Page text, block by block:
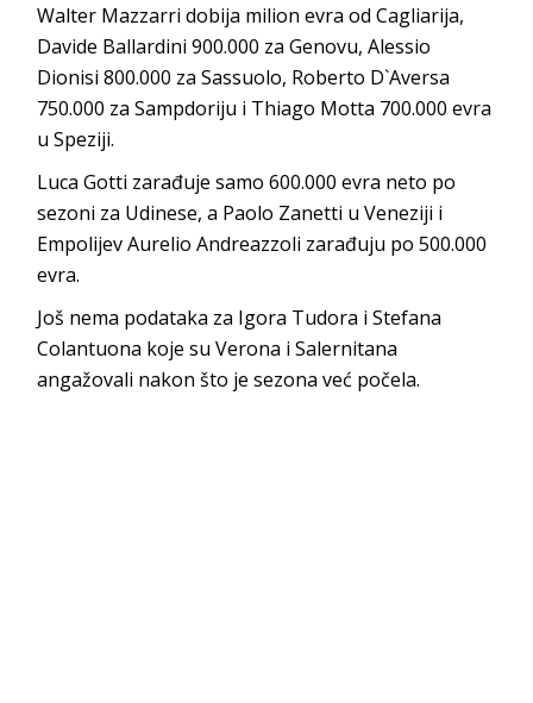
Walter Mazzarri dobija milion evra od Cagliarija,
Davide Ballardini 900.000 za Genovu, Alessio
Dionisi 800.000 za Sassuolo, Roberto D`Aversa
750.000 za Sampdoriju i Thiago Motta 700.000 evra
u Speziji.
Luca Gotti zarađuje samo 600.000 evra neto po
sezoni za Udinese, a Paolo Zanetti u Veneziji i
Empolijev Aurelio Andreazzoli zarađuju po 500.000
evra.
Još nema podataka za Igora Tudora i Stefana
Colantuona koje su Verona i Salernitana
angažovali nakon što je sezona već počela.